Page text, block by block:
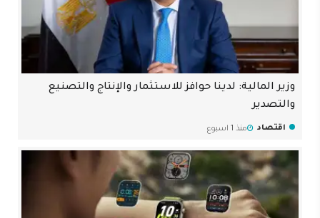
وزير المالية: لدينا حوافز للاستثمار والإنتاج والتصنيع
والتصدير
اقتصاد منذ 1 اسبوع